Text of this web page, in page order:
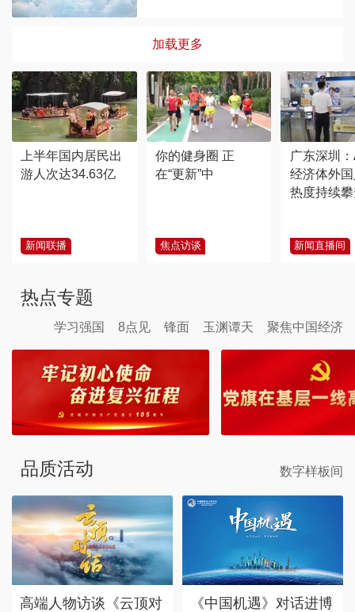
加载更多
上半年国内居民出
游人次达34.63亿
新闻联播
你的健身圈 正
在“更新”中
焦点访谈
广东深圳
经济体外
热度持续
新闻直播间
热点专题
学习强国 8点见 锋面 玉渊谭天 聚焦中国经济
品质活动 数字样板间
高端人物访谈《云顶对
《中国机遇》对话进博